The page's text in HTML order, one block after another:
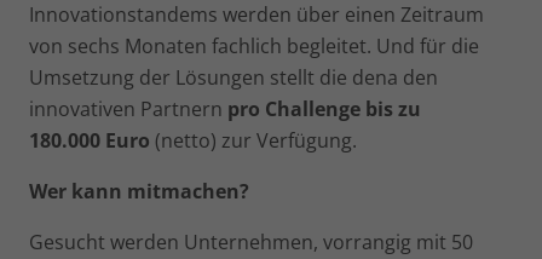
Innovationstandems werden über einen Zeitraum
von sechs Monaten fachlich begleitet. Und für die
Umsetzung der Lösungen stellt die dena den
innovativen Partnern pro Challenge bis zu
180.000 Euro (netto) zur Verfügung.
Wer kann mitmachen?
Gesucht werden Unternehmen, vorrangig mit 50